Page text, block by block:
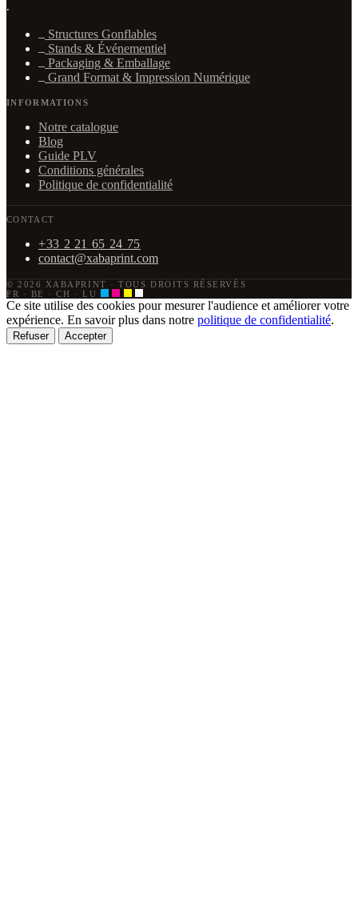
·
Structures Gonflables
Stands & Événementiel
Packaging & Emballage
Grand Format & Impression Numérique
INFORMATIONS
Notre catalogue
Blog
Guide PLV
Conditions générales
Politique de confidentialité
CONTACT
+33 2 21 65 24 75
contact@xabaprint.com
© 2026 XABAPRINT ·
TOUS DROITS RÉSERVÉS
FR · BE · CH · LU
Ce site utilise des cookies pour mesurer l'audience et améliorer votre
expérience. En savoir plus dans notre politique de confidentialité.
Refuser Accepter